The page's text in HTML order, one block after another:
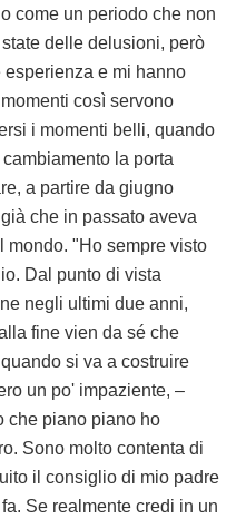
come un periodo che non
delle delusioni, però
esperienza e mi hanno
così servono
i momenti belli, quando
la porta
a partire da giugno
che in passato aveva
mondo. "Ho sempre visto
Dal punto di vista
negli ultimi due anni,
fine vien da sé che
si va a costruire
un po' impaziente, –
che piano piano ho
Sono molto contenta di
il consiglio di mio padre
Se realmente credi in un